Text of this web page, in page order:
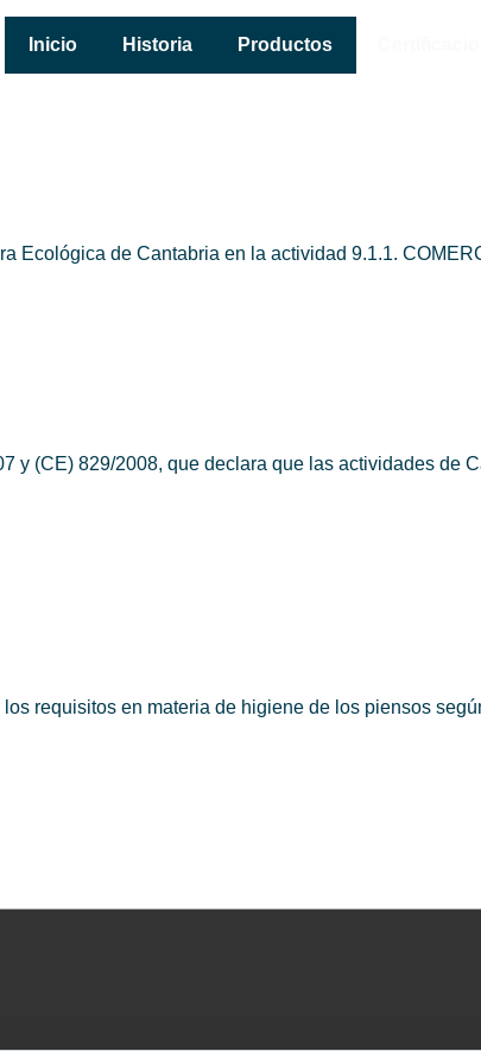
Navegación
Inicio Historia Productos
Ecológica de Cantabria en la actividad 9.1.1.
y (CE) 829/2008, que declara que las actividades de
requisitos en materia de higiene de los piensos